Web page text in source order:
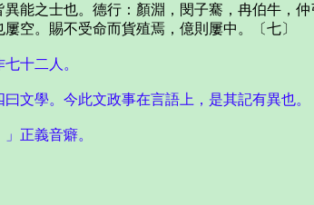
士也。德行：顏淵，閔子騫，冉伯牛，仲
空。賜不受命而貨殖焉，億則屢中。〔七〕
十二人。
文學。今此文政事在言語上，是其記有異也。
正義音癖。